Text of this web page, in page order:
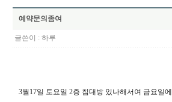
예약문의좀여
글쓴이 : 하루
3월17일 토요일 2층 침대방 있나해서여 금요일